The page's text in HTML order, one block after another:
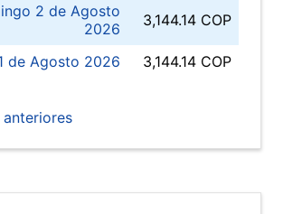
2 de Agosto
2026
3,144.14 COP
de Agosto 2026 3,144.14 COP
anteriores